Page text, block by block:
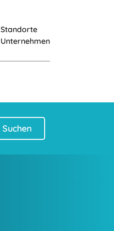
Standorte
Unternehmen
Suchen